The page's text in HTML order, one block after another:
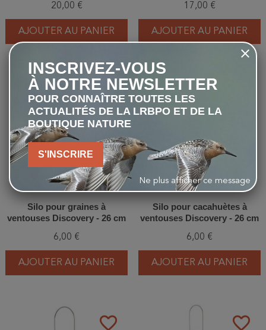
20,00 €
AJOUTER AU PANIER
17,00 €
AJOUTER AU PANIER
favorite_border
Silo pour graines à
ventouses Discovery - 26 cm
6,00 €
AJOUTER AU PANIER
Silo pour cacahuètes à
ventouses Discovery - 26 cm
6,00 €
AJOUTER AU PANIER
favorite_border favorite_border
INSCRIVEZ-VOUS
À NOTRE NEWSLETTER
POUR CONNAÎTRE TOUTES LES
ACTUALITÉS DE LA LRBPO ET DE LA
BOUTIQUE NATURE
S'INSCRIRE
Ne plus afficher ce message